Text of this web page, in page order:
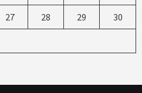
27 28 29 30